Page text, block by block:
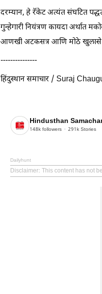
दरम्यान, हे रॅकेट अत्यंत संघटित
गुन्हेगारी नियंत्रण कायदा अर्थात
आणखी अटकसत्र आणि मोठे खुलासे
---------------
हिंदुस्थान समाचार / Suraj
Hindusthan
148k followers 291k Stories
Dailyhunt
Disclaimer: This content has not